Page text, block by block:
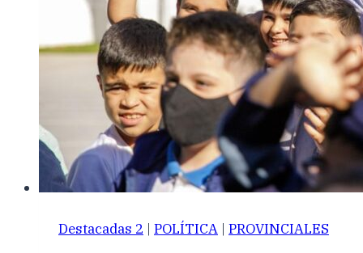
Destacadas 2 | POLÍTICA | PROVINCIALES